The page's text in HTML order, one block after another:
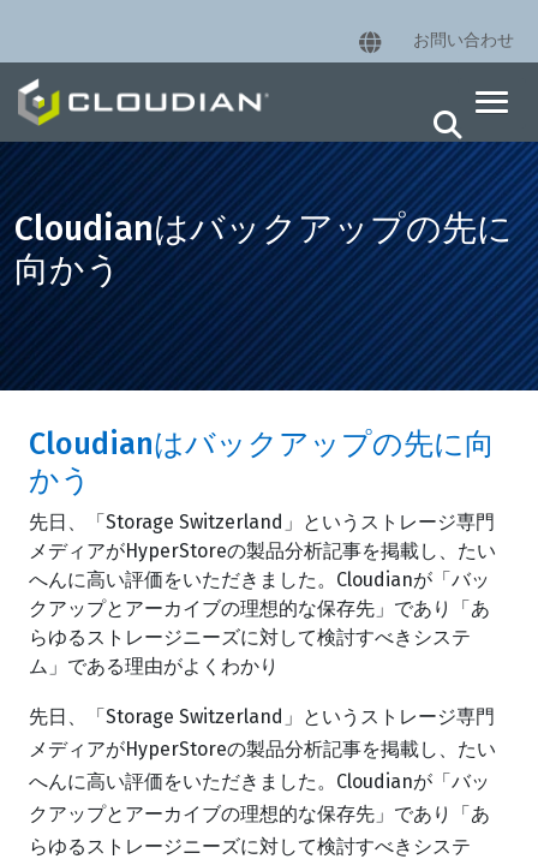
お問い合わせ
Cloudianはバックアップの先に
向かう
Cloudianはバックアップの先に向
かう
先日、「Storage Switzerland」というストレージ専門
メディアがHyperStoreの製品分析記事を掲載し、たい
へんに高い評価をいただきました。Cloudianが「バッ
クアップとアーカイブの理想的な保存先」であり「あ
らゆるストレージニーズに対して検討すべきシステ
ム」である理由がよくわかり
先日、「Storage Switzerland」というストレージ専門
メディアがHyperStoreの製品分析記事を掲載し、たい
へんに高い評価をいただきました。Cloudianが「バッ
クアップとアーカイブの理想的な保存先」であり「あ
らゆるストレージニーズに対して検討すべきシステ